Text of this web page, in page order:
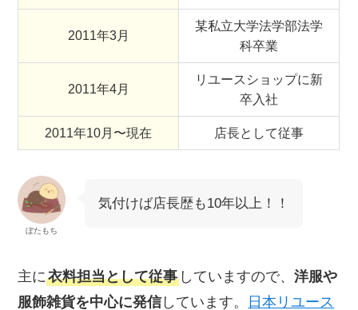
2011年3月
某私立大学法学部法学
科卒業
2011年4月
リユースショップに新
卒入社
2011年10月〜現在 店長として従事
ぼたもち
気付けば店長歴も10年以上！！
主に衣料担当として従事 していますので、洋服や
服飾雑貨を中心に発信しています。
日本リユース